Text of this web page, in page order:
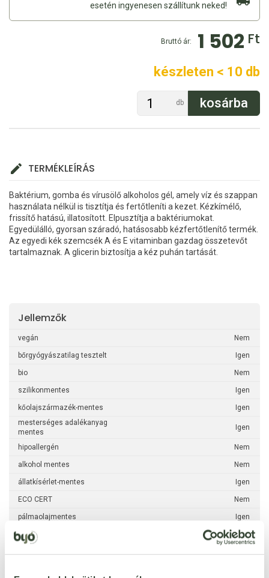
esetén ingyenesen szállítunk neked!
Bruttó ár: 1 502 Ft
készleten < 10 db
db
TERMÉKLEÍRÁS
Baktérium, gomba és vírusölő alkoholos gél, amely víz és szappan
használata nélkül is tisztítja és fertőtleníti a kezet. Kézkímélő,
frissítő hatású, illatosított. Elpusztítja a baktériumokat.
Egyedülálló, gyorsan száradó, hatásosabb kézfertőtlenítő termék.
Az egyedi kék szemcsék A és E vitaminban gazdag összetevőt
tartalmaznak. A glicerin biztosítja a kéz puhán tartását.
Jellemzők
vegán Nem
bőrgyógyászatilag tesztelt Igen
bio Nem
szilikonmentes Igen
kőolajszármazék-mentes
Igen
mesterséges adalékanyag
mentes
Igen
hipoallergén Nem
alkohol mentes Nem
állatkísérlet-mentes Igen
ECO CERT Nem
pálmaolajmentes Igen
SLS-mentes Igen